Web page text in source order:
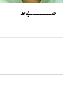
حد ۔۔۔۔۔۔ بے حد